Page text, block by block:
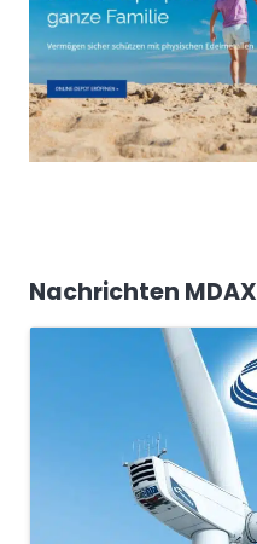
Nachrichten MDAX